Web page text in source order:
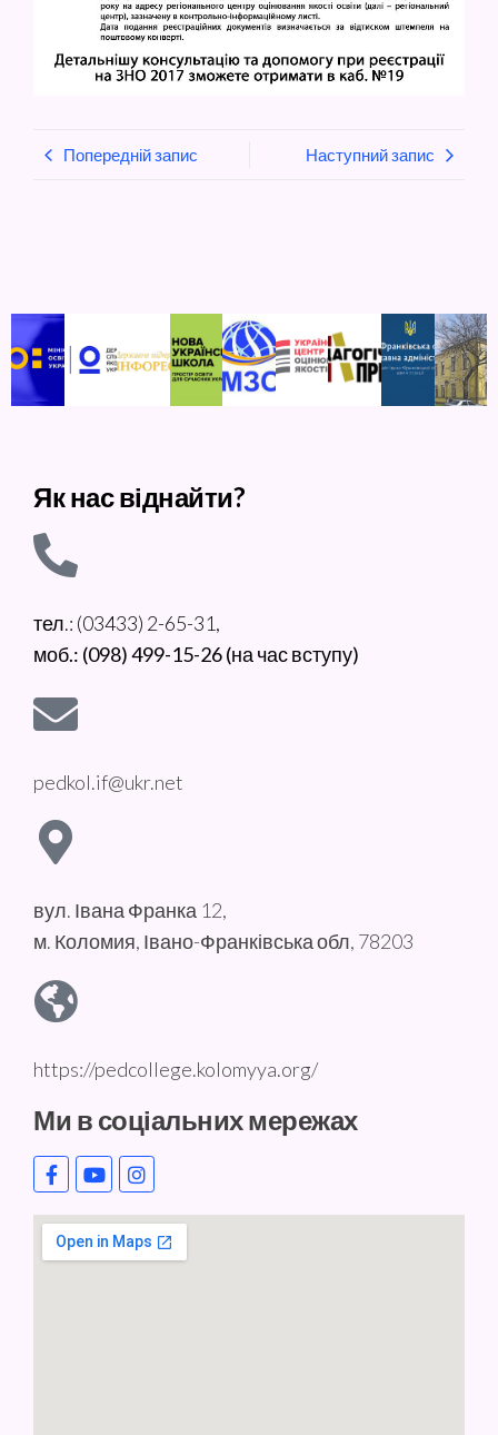
Попередній запис Наступний запис
Як нас віднайти?
тел.: (03433) 2-65-31,
моб.: (098) 499-15-26 (на час вступу)
pedkol.if@ukr.net
вул. Івана Франка 12,
м. Коломия, Івано-Франківська обл, 78203
https://pedcollege.kolomyya.org/
Ми в соціальних мережах